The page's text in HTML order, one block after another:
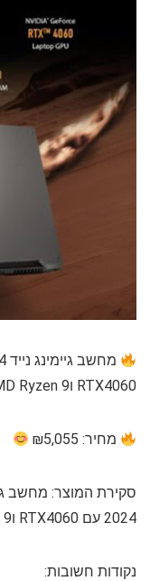
RTX4060 וAMD Ryzen 9
מחיר: ₪5,055
2024 עם RTX4060 וAMD Ryzen 9 במחיר של רק ₪5,055!
נקודות חשובות: